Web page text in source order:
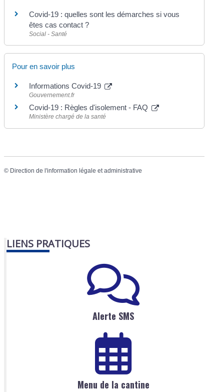
Covid-19 : quelles sont les démarches si vous
êtes cas contact ?
Social - Santé
Pour en savoir plus
Informations Covid-19
Gouvernement.fr
Covid-19 : Règles d'isolement - FAQ
Ministère chargé de la santé
© Direction de l'information légale et administrative
LIENS PRATIQUES
Alerte SMS
Menu de la cantine